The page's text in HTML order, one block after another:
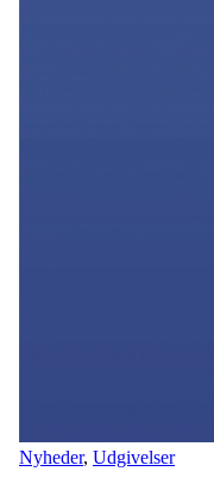
Nyheder, Udgivelser